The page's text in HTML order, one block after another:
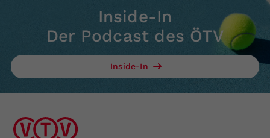
Inside-In
Der Podcast des ÖTV
Inside-In